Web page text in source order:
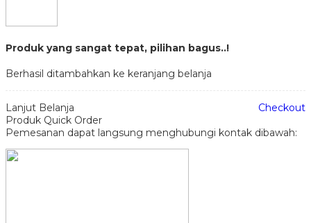
Produk yang sangat tepat, pilihan bagus..!
Berhasil ditambahkan ke keranjang belanja
Lanjut Belanja
Checkout
Produk Quick Order
Pemesanan dapat langsung menghubungi kontak dibawah: